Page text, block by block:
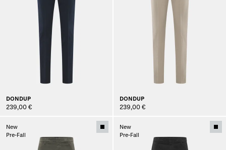
DONDUP
239,00 €
DONDUP
239,00 €
New
Pre-Fall
New
Pre-Fall